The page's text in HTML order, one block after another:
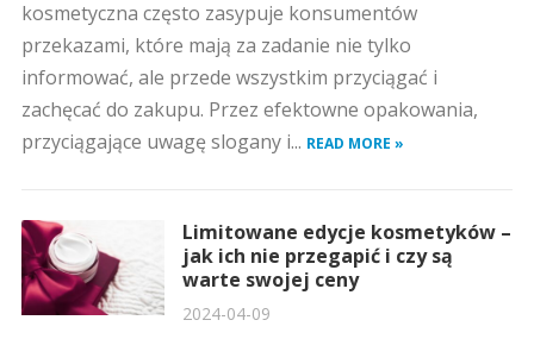
kosmetyczna często zasypuje konsumentów
przekazami, które mają za zadanie nie tylko
informować, ale przede wszystkim przyciągać i
zachęcać do zakupu. Przez efektowne opakowania,
przyciągające uwagę slogany i... READ MORE »
Limitowane edycje kosmetyków –
jak ich nie przegapić i czy są
warte swojej ceny
2024-04-09